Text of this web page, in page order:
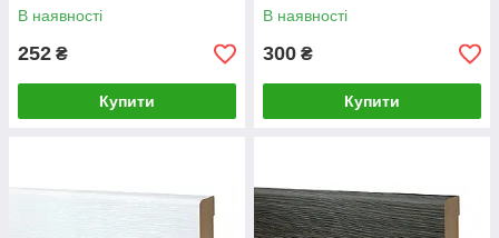
В наявності
252 ₴
Купити
В наявності
300 ₴
Купити